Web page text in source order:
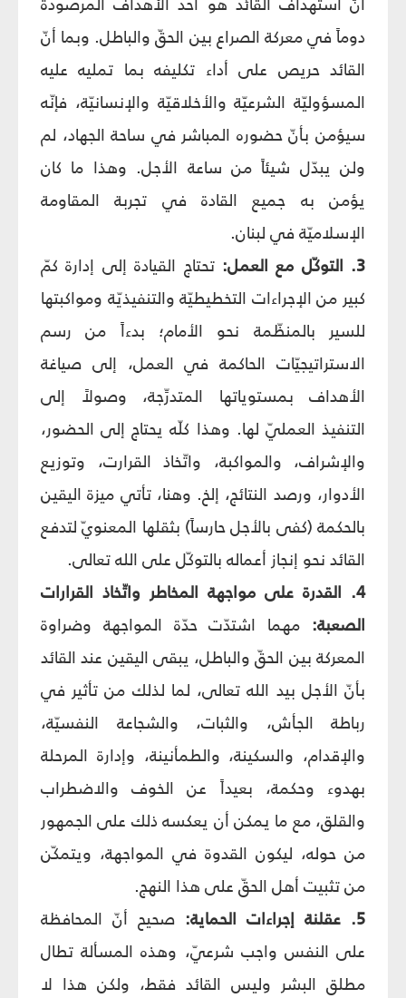
دوماً في معركة الصراع بين الحقّ والباطل. وبما أنّ
القائد حريص على أداء تكليفه بما تمليه عليه
المسؤوليّة الشرعيّة والأخلاقيّة والإنسانيّة، فإنّه
سيؤمن بأنّ حضوره المباشر في ساحة الجهاد، لم
ولن يبدّل شيئاً من ساعة الأجل. وهذا ما كان
يؤمن به جميع القادة في تجربة المقاومة
الإسلاميّة في لبنان.
3. التوكّل مع العمل:
تحتاج القيادة إلى إدارة كمّ
كبير من الإجراءات التخطيطيّة والتنفيذيّة ومواكبتها
للسير بالمنظّمة نحو الأمام؛ بدءاً من رسم
الاستراتيجيّات الحاكمة في العمل، إلى صياغة
الأهداف بمستوياتها المتدرِّجة، وصولاً إلى
التنفيذ العمليّ لها. وهذا كلّه يحتاج إلى الحضور،
والإشراف، والمواكبة، واتّخاذ القرارت، وتوزيع
الأدوار، ورصد النتائج، إلخ. وهنا، تأتي ميزة اليقين
بالحكمة (كفى بالأجل حارساً) بثقلها المعنويّ لتدفع
القائد نحو إنجاز أعماله بالتوكّل على الله تعالى.
4. القدرة على مواجهة المخاطر واتّخاذ القرارات
الصعبة: مهما اشتدّت حدّة المواجهة وضراوة
المعركة بين الحقّ والباطل، يبقى اليقين عند القائد
بأنّ الأجل بيد الله تعالى، لما لذلك من تأثير في
رباطة الجأش، والثبات، والشجاعة النفسيّة،
والإقدام، والسكينة، والطمأنينة، وإدارة المرحلة
بهدوء وحكمة، بعيداً عن الخوف والاضطراب
والقلق، مع ما يمكن أن يعكسه ذلك على الجمهور
من حوله، ليكون القدوة في المواجهة، ويتمكّن
من تثبيت أهل الحقّ على هذا النهج.
5. عقلنة إجراءات الحماية:
صحيح أنّ المحافظة
على النفس واجب شرعيّ، وهذه المسألة تطال
مطلق البشر وليس القائد فقط، ولكن هذا لا